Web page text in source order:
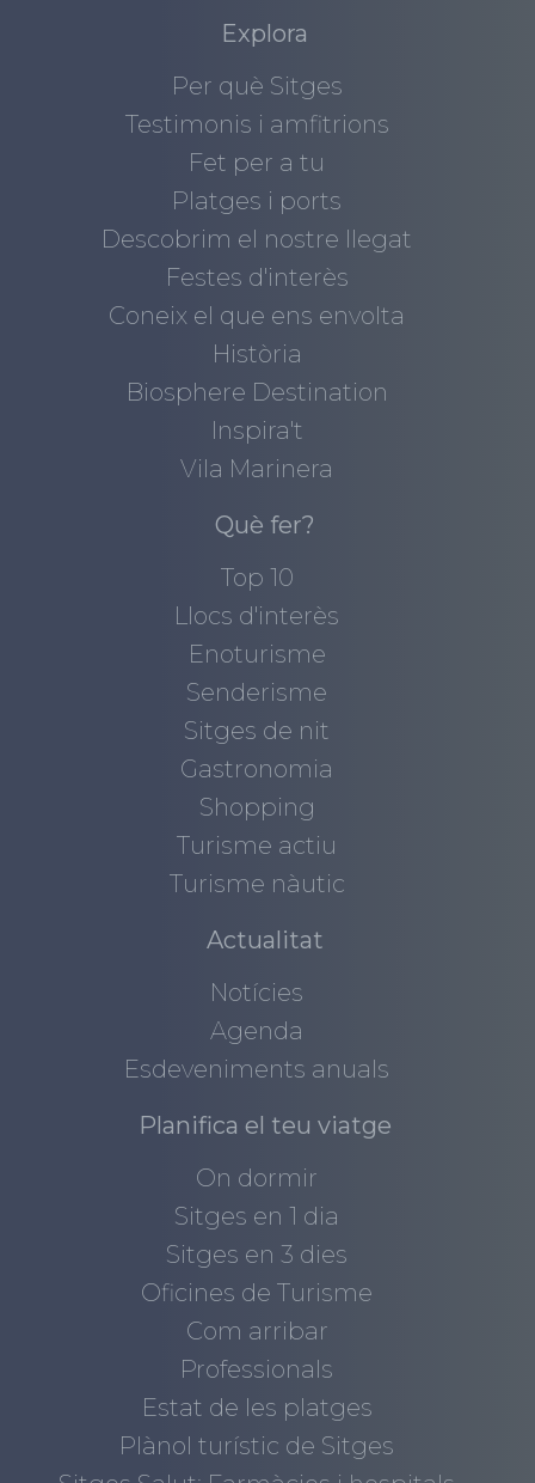
Explora
Per què Sitges
Testimonis i amfitrions
Fet per a tu
Platges i ports
Descobrim el nostre llegat
Festes d'interès
Coneix el que ens envolta
Història
Biosphere Destination
Inspira't
Vila Marinera
Què fer?
Top 10
Llocs d'interès
Enoturisme
Senderisme
Sitges de nit
Gastronomia
Shopping
Turisme actiu
Turisme nàutic
Actualitat
Notícies
Agenda
Esdeveniments anuals
Planifica el teu viatge
On dormir
Sitges en 1 dia
Sitges en 3 dies
Oficines de Turisme
Com arribar
Professionals
Estat de les platges
Plànol turístic de Sitges